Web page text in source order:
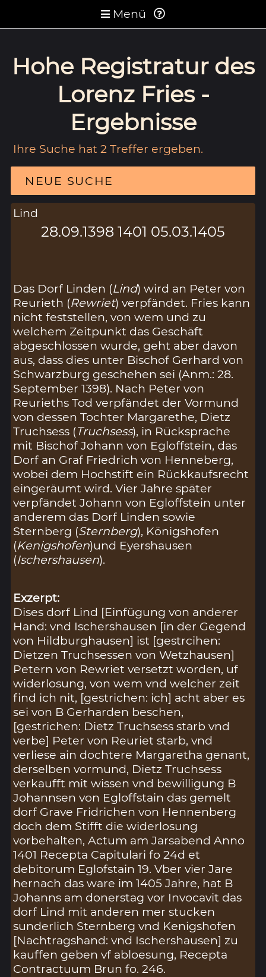
Menü
Hohe Registratur des
Lorenz Fries -
Ergebnisse
Ihre Suche hat 2 Treffer ergeben.
NEUE SUCHE
Lind
28.09.1398 1401 05.03.1405
Das Dorf Linden (Lind) wird an Peter von
Reurieth (Rewriet) verpfändet. Fries kann
nicht feststellen, von wem und zu
welchem Zeitpunkt das Geschäft
abgeschlossen wurde, geht aber davon
aus, dass dies unter Bischof Gerhard von
Schwarzburg geschehen sei (Anm.: 28.
September 1398). Nach Peter von
Reurieths Tod verpfändet der Vormund
von dessen Tochter Margarethe, Dietz
Truchsess (Truchsess), in Rücksprache
mit Bischof Johann von Egloffstein, das
Dorf an Graf Friedrich von Henneberg,
wobei dem Hochstift ein Rückkaufsrecht
eingeräumt wird. Vier Jahre später
verpfändet Johann von Egloffstein unter
anderem das Dorf Linden sowie
Sternberg (Sternberg), Königshofen
(Kenigshofen)und Eyershausen
(Ischershausen).
Exzerpt:
Dises dorf Lind [Einfügung von anderer
Hand: vnd Ischershausen [in der Gegend
von Hildburghausen] ist [gestrcihen:
Dietzen Truchsessen von Wetzhausen]
Petern von Rewriet versetzt worden, uf
widerlosung, von wem vnd welcher zeit
find ich nit, [gestrichen: ich] acht aber es
sei von B Gerharden beschen,
[gestrichen: Dietz Truchsess starb vnd
verbe] Peter von Reuriet starb, vnd
verliese ain dochtere Margaretha genant,
derselben vormund, Dietz Truchsess
verkaufft mit wissen vnd bewilligung B
Johannsen von Egloffstain das gemelt
dorf Grave Fridrichen von Hennenberg
doch dem Stifft die widerlosung
vorbehalten, Actum am Jarsabend Anno
1401 Recepta Capitulari fo 24d et
debitorum Eglofstain 19. Vber vier Jare
hernach das ware im 1405 Jahre, hat B
Johanns am donerstag vor Invocavit das
dorf Lind mit anderen mer stucken
sunderlich Sternberg vnd Kenigshofen
[Nachtragshand: vnd Ischershausen] zu
kauffen geben vf abloesung, Recepta
Contractuum Brun fo. 246.